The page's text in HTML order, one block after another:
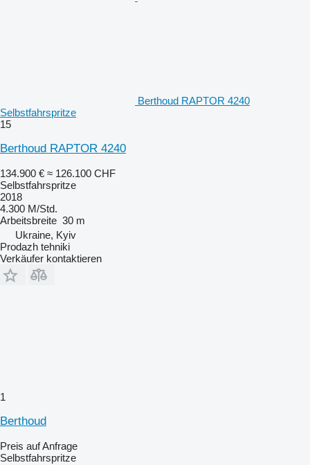
Berthoud RAPTOR 4240
Selbstfahrspritze
15
Berthoud RAPTOR 4240
134.900 € ≈ 126.100 CHF
Selbstfahrspritze
2018
4.300 M/Std.
Arbeitsbreite 30 m
Ukraine, Kyiv
Prodazh tehniki
Verkäufer kontaktieren
1
Berthoud
Preis auf Anfrage
Selbstfahrspritze